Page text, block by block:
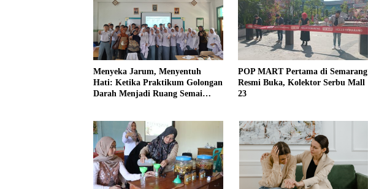
Menyeka Jarum, Menyentuh
Hati: Ketika Praktikum Golongan
Darah Menjadi Ruang Semai
POP MART Pertama di Semarang
Resmi Buka, Kolektor Serbu Mall
23